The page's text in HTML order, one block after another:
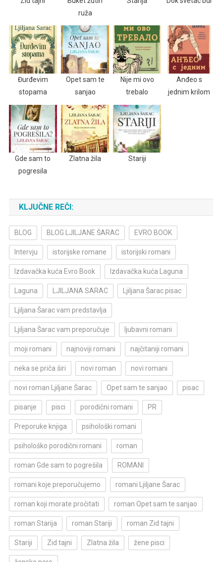
ruža
Đurđevim
stopama
Opet sam te
sanjao
Nije mi ovo
trebalo
Anđeo s
jednim krilom
Gde sam to
pogresila
Zlatna žila Stariji
KLJUČNE REČI:
BLOG BLOG LJILJANE ŠARAC EVRO BOOK
Intervju istorijske romane istorijski romani
Izdavačka kuća Evro Book Izdavačka kuća Laguna
Laguna LJILJANA SARAC Ljiljana Šarac pisac
Ljiljana Šarac vam predstavlja
Ljiljana Šarac vam preporučuje ljubavni romani
moji romani najnoviji romani najčitaniji romani
neka se priča širi novi roman novi romani
novi roman Ljiljane Šarac Opet sam te sanjao pisac
pisanje pisci porodični romani PR
Preporuke knjiga psihološki romani
psihološko porodični romani roman
roman Gde sam to pogrešila ROMANI
romani koje preporučujemo romani Ljiljane Šarac
roman koji morate pročitati roman Opet sam te sanjao
roman Starija roman Stariji roman Zid tajni
Stariji Zid tajni Zlatna žila žene pisci